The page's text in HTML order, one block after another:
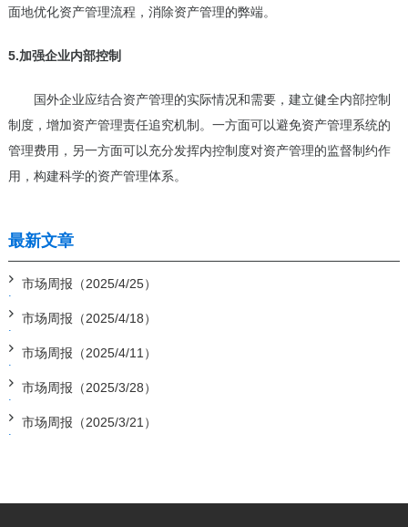
面地优化资产管理流程，消除资产管理的弊端。
5.加强企业内部控制
国外企业应结合资产管理的实际情况和需要，建立健全内部控制
制度，增加资产管理责任追究机制。一方面可以避免资产管理系统的
管理费用，另一方面可以充分发挥内控制度对资产管理的监督制约作
用，构建科学的资产管理体系。
最新文章
市场周报（2025/4/25）
市场周报（2025/4/18）
市场周报（2025/4/11）
市场周报（2025/3/28）
市场周报（2025/3/21）